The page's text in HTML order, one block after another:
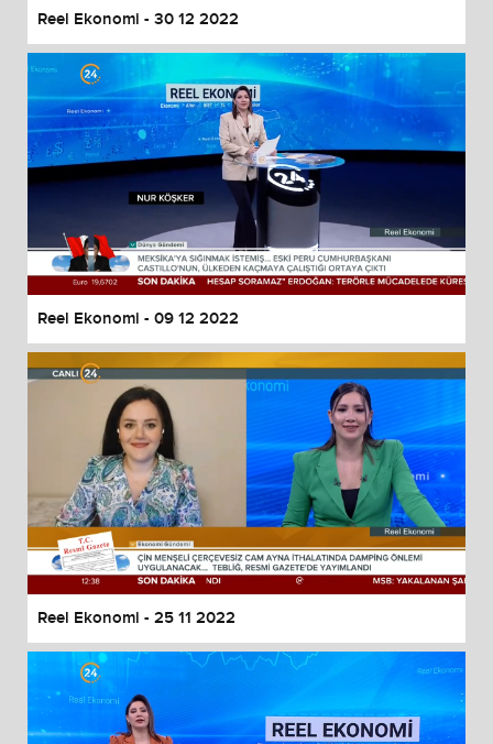
Reel Ekonomi - 30 12 2022
Reel Ekonomi - 09 12 2022
Reel Ekonomi - 25 11 2022